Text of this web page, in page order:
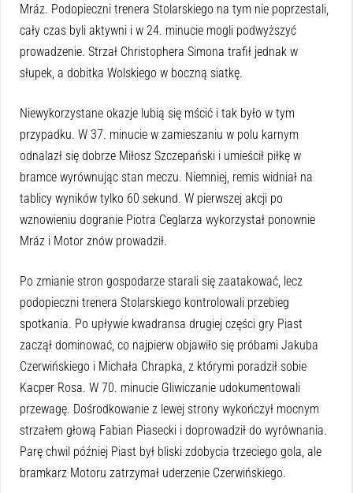
Mráz. Podopieczni trenera Stolarskiego na tym nie poprzestali,
cały czas byli aktywni i w 24. minucie mogli podwyższyć
prowadzenie. Strzał Christophera Simona trafił jednak w
słupek, a dobitka Wolskiego w boczną siatkę.
Niewykorzystane okazje lubią się mścić i tak było w tym
przypadku. W 37. minucie w zamieszaniu w polu karnym
odnalazł się dobrze Miłosz Szczepański i umieścił piłkę w
bramce wyrównując stan meczu. Niemniej, remis widniał na
tablicy wyników tylko 60 sekund. W pierwszej akcji po
wznowieniu dogranie Piotra Ceglarza wykorzystał ponownie
Mráz i Motor znów prowadził.
Po zmianie stron gospodarze starali się zaatakować, lecz
podopieczni trenera Stolarskiego kontrolowali przebieg
spotkania. Po upływie kwadransa drugiej części gry Piast
zaczął dominować, co najpierw objawiło się próbami Jakuba
Czerwińskiego i Michała Chrapka, z którymi poradził sobie
Kacper Rosa. W 70. minucie Gliwiczanie udokumentowali
przewagę. Dośrodkowanie z lewej strony wykończył mocnym
strzałem głową Fabian Piasecki i doprowadził do wyrównania.
Parę chwil później Piast był bliski zdobycia trzeciego gola, ale
bramkarz Motoru zatrzymał uderzenie Czerwińskiego.